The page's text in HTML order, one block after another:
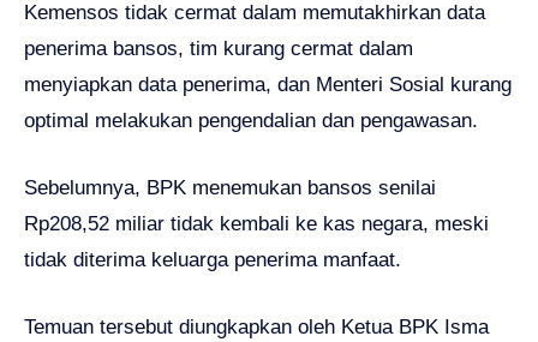
Kemensos tidak cermat dalam memutakhirkan data
penerima bansos, tim kurang cermat dalam
menyiapkan data penerima, dan Menteri Sosial kurang
optimal melakukan pengendalian dan pengawasan.
Sebelumnya, BPK menemukan bansos senilai
Rp208,52 miliar tidak kembali ke kas negara, meski
tidak diterima keluarga penerima manfaat.
Temuan tersebut diungkapkan oleh Ketua BPK Isma